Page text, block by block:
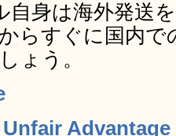
自身は海外発送
らすぐに国内
ょう。
Advantage